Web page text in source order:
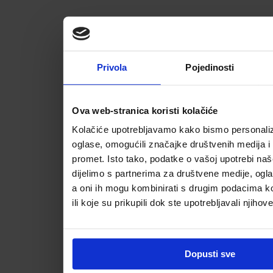
Privola Pojedinosti
Ova web-stranica koristi kolačiće
Kolačiće upotrebljavamo kako bismo
oglase, omogućili značajke društvenih medija i
promet. Isto tako, podatke o vašoj upotrebi
dijelimo s partnerima za društvene medije,
a oni ih mogu kombinirati s drugim podacima
ili koje su prikupili dok ste upotrebljavali
Dopusti sve